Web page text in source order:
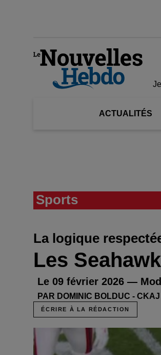
ACTUALITÉS
Sports
La logique
Les
Le 09 février 2026 —
PAR DOMINIC BOLDUC -
ÉCRIRE À LA RÉDACTION